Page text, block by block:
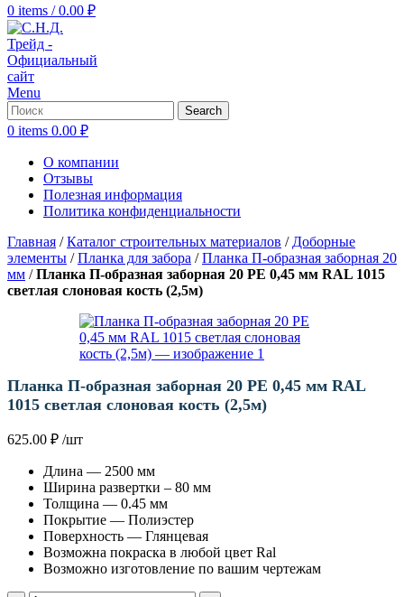
0 items / 0.00 ₽
Menu
Search
0 items 0.00 ₽
О компании
Отзывы
Полезная информация
Политика конфиденциальности
Главная /Каталог строительных материалов / Доборные
элементы /Планка для забора /Планка П-образная заборная 20
мм /Планка П-образная заборная 20 PE 0,45 мм RAL 1015
светлая слоновая кость (2,5м)
Планка П-образная заборная 20 PE 0,45 мм RAL
1015 светлая слоновая кость (2,5м)
625.00 ₽ /шт
Длина — 2500 мм
Ширина развертки – 80 мм
Толщина — 0.45 мм
Покрытие — Полиэстер
Поверхность — Глянцевая
Возможна покраска в любой цвет Ral
Возможно изготовление по вашим чертежам